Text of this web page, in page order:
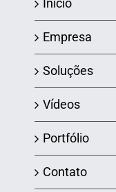
Início
Empresa
Soluções
Vídeos
Portfólio
Contato